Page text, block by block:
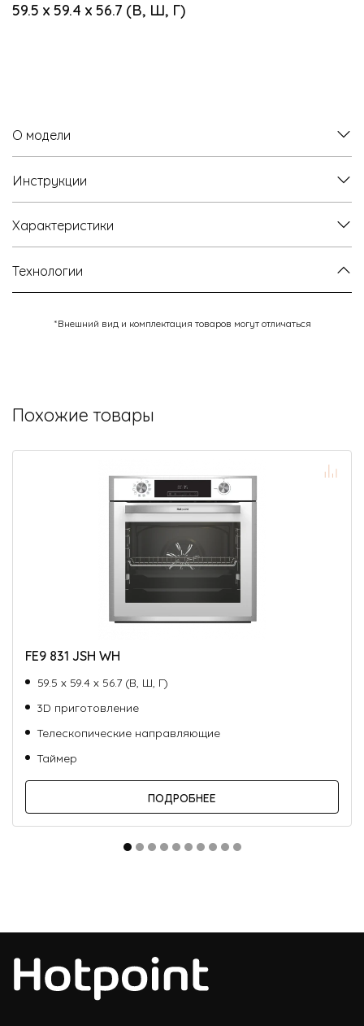
59.5 х 59.4 х 56.7 (В, Ш, Г)
О модели
Инструкции
Характеристики
Технологии
*Внешний вид и комплектация товаров могут отличаться
Похожие товары
FE9 831 JSH WH
59.5 х 59.4 х 56.7 (В, Ш, Г)
3D приготовление
Телескопические направляющие
Таймер
ПОДРОБНЕЕ